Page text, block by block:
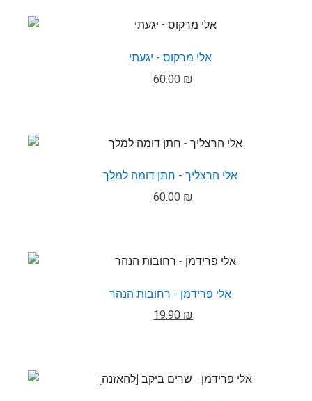
אלי מרקוס - יגעתי
60.00 ₪
אלי הרצליך - חתן דומה למלך
60.00 ₪
אלי פרידמן - רחובות הנהר
19.90 ₪